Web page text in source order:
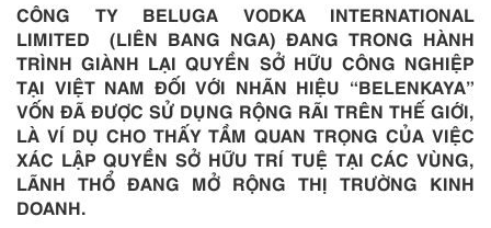
CÔNG TY BELUGA VODKA INTERNATIONAL
LIMITED (LIÊN BANG NGA) ĐANG TRONG HÀNH
TRÌNH GIÀNH LẠI QUYỀN SỞ HỮU CÔNG NGHIỆP
TẠI VIỆT NAM ĐỐI VỚI NHÃN HIỆU “BELENKAYA”
VỐN ĐÃ ĐƯỢC SỬ DỤNG RỘNG RÃI TRÊN THẾ GIỚI,
LÀ VÍ DỤ CHO THẤY TẦM QUAN TRỌNG CỦA VIỆC
XÁC LẬP QUYỀN SỞ HỮU TRÍ TUỆ TẠI CÁC VÙNG,
LÃNH THỔ ĐANG MỞ RỘNG THỊ TRƯỜNG KINH
DOANH.